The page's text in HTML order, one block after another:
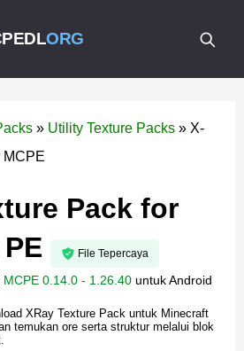
ORG
» Utility Texture Packs » X-
MCPE
Pack for
File Tepercaya
MCPE 0.14.0 - 1.26.40 untukAndroid
XRay Texture Pack untuk Minecraft
temukan ore serta struktur melalui blok